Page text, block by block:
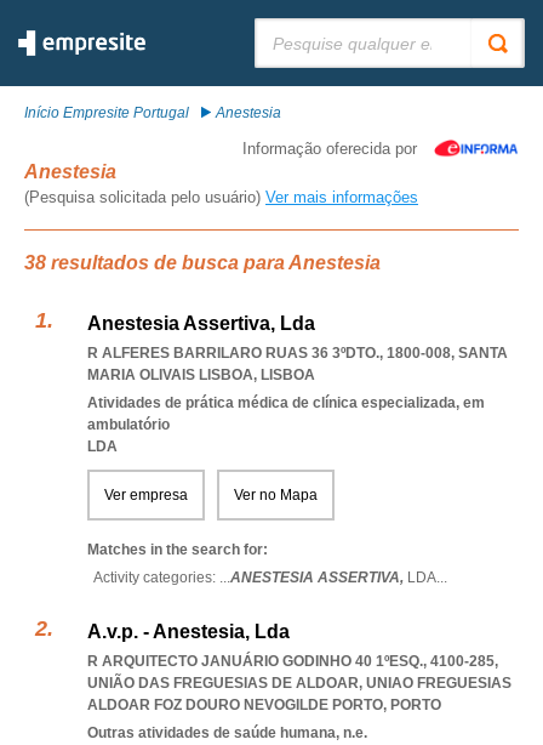
Início Empresite Portugal Anestesia
Informação oferecida por
Anestesia
(Pesquisa solicitada pelo usuário) Ver mais informações
38 resultados de busca para Anestesia
Anestesia Assertiva, Lda
R ALFERES BARRILARO RUAS 36 3ºDTO., 1800-008, SANTA
MARIA OLIVAIS LISBOA, LISBOA
Atividades de prática médica de clínica especializada, em
ambulatório
LDA
Ver empresa Ver no Mapa
Matches in the search for:
Activity categories: ...ANESTESIA ASSERTIVA, LDA...
A.v.p. - Anestesia, Lda
R ARQUITECTO JANUÁRIO GODINHO 40 1ºESQ., 4100-285,
UNIÃO DAS FREGUESIAS DE ALDOAR, UNIAO FREGUESIAS
ALDOAR FOZ DOURO NEVOGILDE PORTO, PORTO
Outras atividades de saúde humana, n.e.